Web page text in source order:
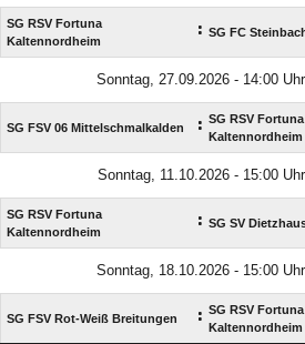
SG RSV Fortuna
Kaltennordheim
: SG FC
Sonntag, 27.09.2026 - 14:00
SG FSV 06 Mittelschmalkalden : SG RSV Fortuna
Kaltennordheim
Sonntag, 11.10.2026 - 15:00
SG RSV Fortuna
Kaltennordheim
: SG SV
Sonntag, 18.10.2026 - 15:00
SG FSV Rot-Weiß Breitungen : SG RSV Fortuna
Kaltennordheim